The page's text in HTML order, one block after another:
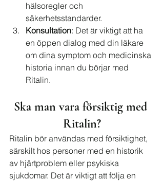
hälsoregler och
säkerhetsstandarder.
Konsultation: Det är viktigt att ha
en öppen dialog med din läkare
om dina symptom och medicinska
historia innan du börjar med
Ritalin.
Ska man vara försiktig med
Ritalin?
Ritalin bör användas med försiktighet,
särskilt hos personer med en historik
av hjärtproblem eller psykiska
sjukdomar. Det är viktigt att följa en